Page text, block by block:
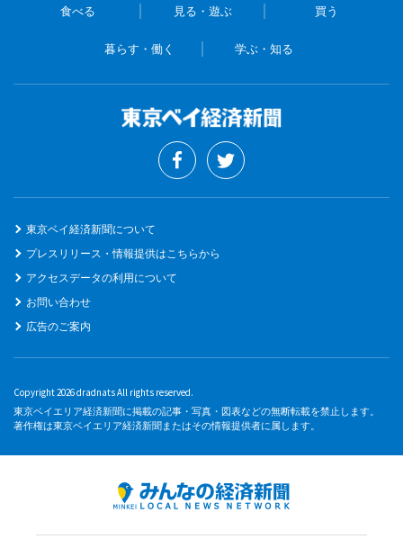
食べる 見る・遊ぶ 買う
暮らす・働く 学ぶ・知る
東京ベイ経済新聞について
プレスリリース・情報提供はこちらから
アクセスデータの利用について
お問い合わせ
広告のご案内
Copyright 2026 dradnats All rights reserved.
東京ベイエリア経済新聞に掲載の記事・写真・図表などの無断転載を禁止します。
著作権は東京ベイエリア経済新聞またはその情報提供者に属します。